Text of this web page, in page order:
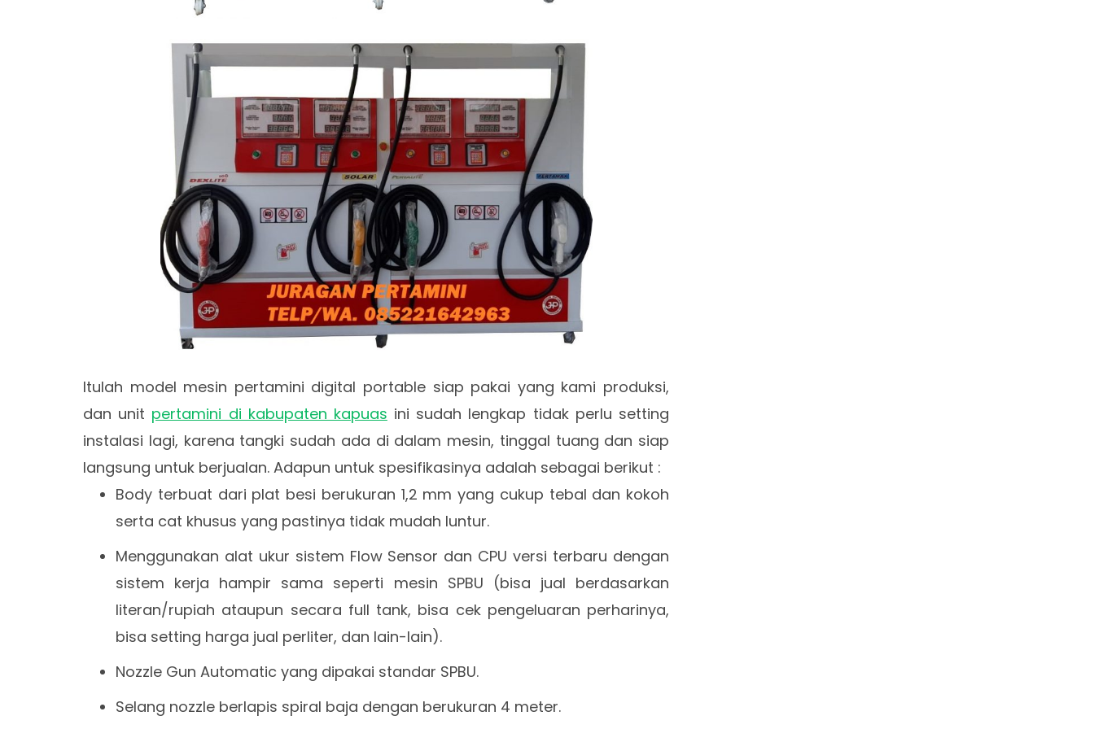
Itulah model mesin pertamini digital portable siap pakai yang kami produksi,
dan unit pertamini di kabupaten kapuas ini sudah lengkap tidak perlu setting
instalasi lagi, karena tangki sudah ada di dalam mesin, tinggal tuang dan siap
langsung untuk berjualan. Adapun untuk spesifikasinya adalah sebagai berikut :
Body terbuat dari plat besi berukuran 1,2 mm yang cukup tebal dan kokoh
serta cat khusus yang pastinya tidak mudah luntur.
Menggunakan alat ukur sistem Flow Sensor dan CPU versi terbaru dengan
sistem kerja hampir sama seperti mesin SPBU (bisa jual berdasarkan
literan/rupiah ataupun secara full tank, bisa cek pengeluaran perharinya,
bisa setting harga jual perliter, dan lain-lain).
Nozzle Gun Automatic yang dipakai standar SPBU.
Selang nozzle berlapis spiral baja dengan berukuran 4 meter.